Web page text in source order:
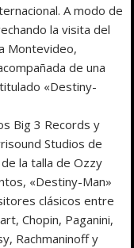
A modo de
la visita del
Montevideo,
de una
«Destiny-
Big 3 Records y
Studios de
la talla de Ozzy
«Destiny-Man»
clásicos entre
Chopin, Paganini,
Rachmaninoff y